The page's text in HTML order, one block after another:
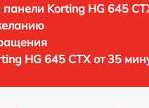
Korting HG 645
HG 645 CTX от 35